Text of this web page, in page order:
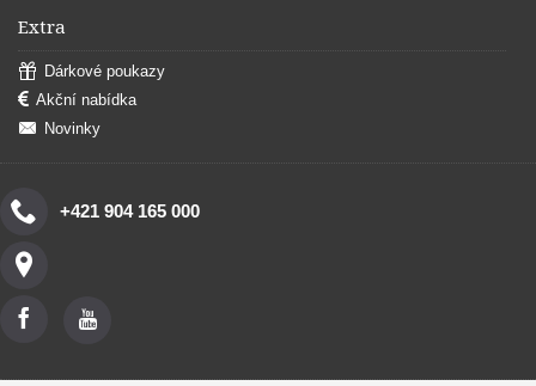
Extra
Dárkové poukazy
Akční nabídka
Novinky
+421 904 165 000